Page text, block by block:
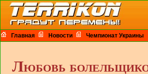
Главная Новости Чемпионат Украины
Любовь